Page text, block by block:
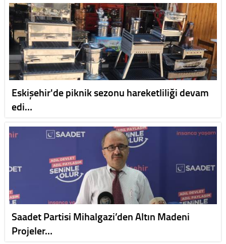
Eskişehir'de piknik sezonu hareketliliği devam
edi…
Saadet Partisi Mihalgazi’den Altın Madeni
Projeler…